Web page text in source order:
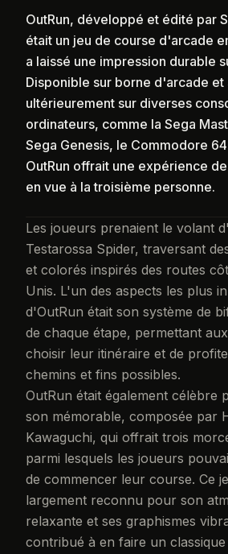
OutRun, développé et édité par
était un jeu de course d'arcade
a laissé une impression durable
Disponible sur borne d'arcade et
ultérieurement sur diverses
ordinateurs, comme la Sega
Sega Genesis, le Commodore
OutRun offrait une expérience
en vue à la troisième personne.
Les joueurs prenaient le volant
Testarossa Spider, traversant
et colorés inspirés des routes
Unis. L'un des aspects les plus
d'OutRun était son système de
de chaque étape, permettant
choisir leur itinéraire et de
chemins et fins possibles.
OutRun était également célèbre
son mémorable, composée par
Kawaguchi, qui offrait trois
parmi lesquels les joueurs
de commencer leur course. Ce
largement reconnu pour son
relaxante et ses graphismes
contribué à en faire un